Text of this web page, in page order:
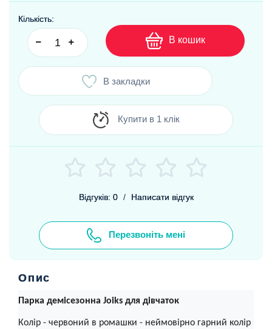
Кількість:
В кошик
В закладки
Купити в 1 клік
Відгуків: 0 / Написати відгук
Перезвоніть мені
Опис
Парка демісезонна Joiks для дівчаток
Колір - червоний в ромашки - неймовірно гарний колір